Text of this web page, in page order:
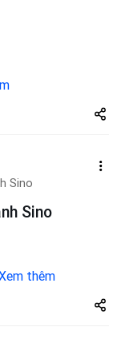
Share
zuto.vn
Sino
Sino
thêm
Share
zuto.vn